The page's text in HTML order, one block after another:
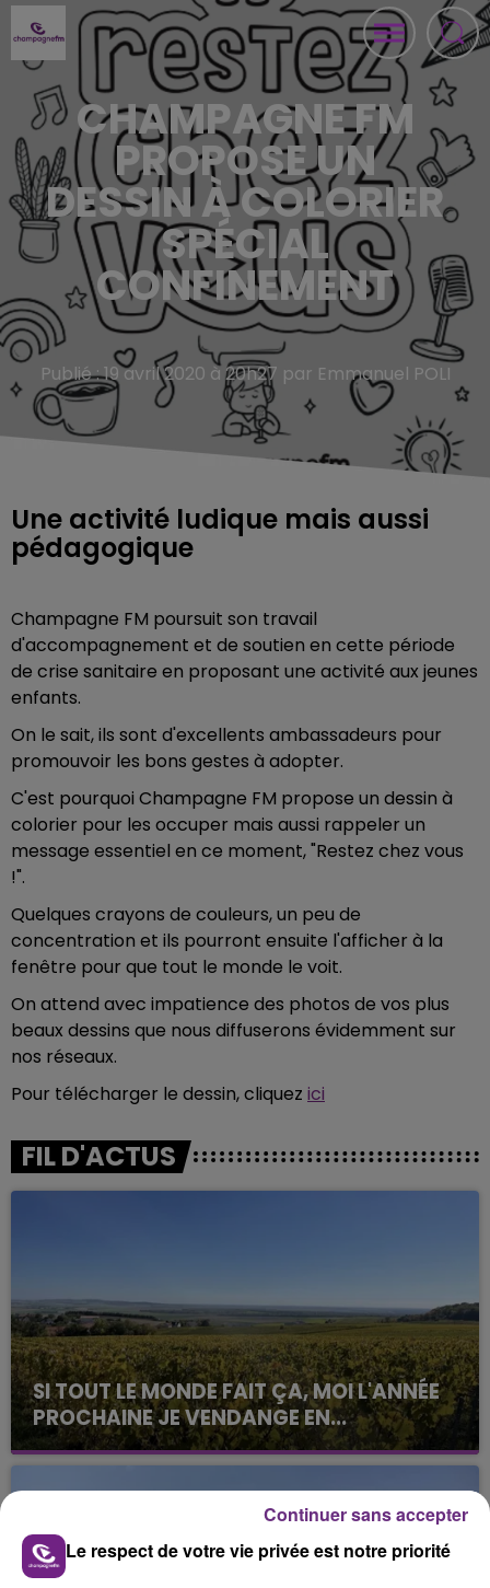
CHAMPAGNE FM
PROPOSE UN
DESSIN À COLORIER
SPÉCIAL
CONFINEMENT
Publié : 19 avril 2020 à 20h27 par Emmanuel POLI
Une activité ludique mais aussi
pédagogique
Champagne FM poursuit son travail
d'accompagnement et de soutien en cette période
de crise sanitaire en proposant une activité aux jeunes
enfants.
On le sait, ils sont d'excellents ambassadeurs pour
promouvoir les bons gestes à adopter.
C'est pourquoi Champagne FM propose un dessin à
colorier pour les occuper mais aussi rappeler un
message essentiel en ce moment, "Restez chez vous
!".
Quelques crayons de couleurs, un peu de
concentration et ils pourront ensuite l'afficher à la
fenêtre pour que tout le monde le voit.
On attend avec impatience des photos de vos plus
beaux dessins que nous diffuserons évidemment sur
nos réseaux.
Pour télécharger le dessin, cliquez ici
FIL D'ACTUS
SI TOUT LE MONDE FAIT ÇA, MOI L'ANNÉE
PROCHAINE JE VENDANGE EN...
La vendange en Champagne a débuté ce jeudi 6
août dans la commune de Montgueux (Aube). Du
jamais vu !
Le respect de votre vie privée est notre priorité
Continuer sans accepter